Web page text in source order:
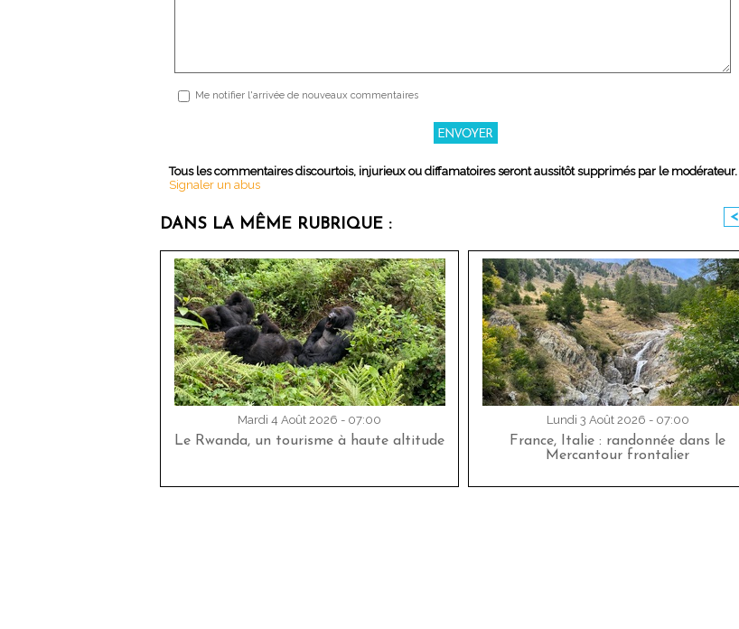
Me notifier l'arrivée de nouveaux commentaires
Tous les commentaires discourtois, injurieux ou diffamatoires seront aussitôt supprimés par le modérateur.
Signaler un abus
DANS LA MÊME RUBRIQUE : <
Mardi 4 Août 2026 - 07:00
Le Rwanda, un tourisme à haute altitude
Lundi 3 Août 2026 - 07:00
France, Italie : randonnée dans le
Mercantour frontalier